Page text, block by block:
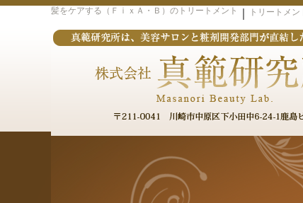
髪をケアする（ＦｉｘＡ・Ｂ）のトリートメント トリートメ